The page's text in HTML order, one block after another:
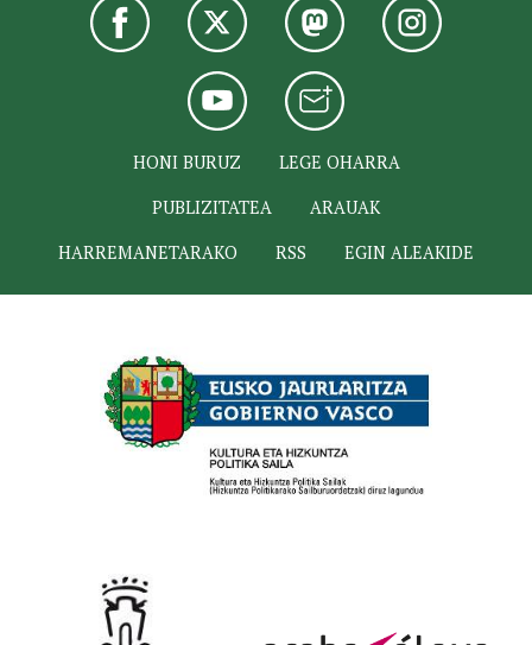
HONI BURUZ
LEGE OHARRA
PUBLIZITATEA
ARAUAK
HARREMANETARAKO
RSS EGIN ALEAKIDE